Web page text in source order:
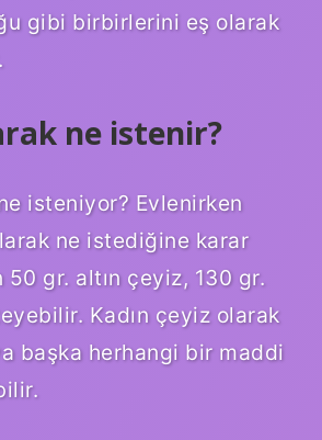
gibi birbirlerini eş olarak
ne istenir?
isteniyor? Evlenirken
ne istediğine karar
gr. altın çeyiz, 130 gr.
Kadın çeyiz olarak
başka herhangi bir maddi